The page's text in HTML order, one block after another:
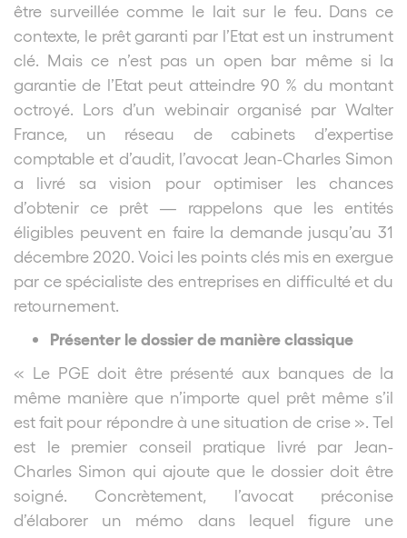
être surveillée comme le lait sur le feu. Dans ce
contexte, le prêt garanti par l’Etat est un instrument
clé. Mais ce n’est pas un open bar même si la
garantie de l’Etat peut atteindre 90 % du montant
octroyé. Lors d’un webinair organisé par Walter
France, un réseau de cabinets d’expertise
comptable et d’audit, l’avocat Jean-Charles Simon
a livré sa vision pour optimiser les chances
d’obtenir ce prêt — rappelons que les entités
éligibles peuvent en faire la demande jusqu’au 31
décembre 2020. Voici les points clés mis en exergue
par ce spécialiste des entreprises en difficulté et du
retournement.
Présenter le dossier de manière classique
« Le PGE doit être présenté aux banques de la
même manière que n’importe quel prêt même s’il
est fait pour répondre à une situation de crise ». Tel
est le premier conseil pratique livré par Jean-
Charles Simon qui ajoute que le dossier doit être
soigné. Concrètement, l’avocat préconise
d’élaborer un mémo dans lequel figure une